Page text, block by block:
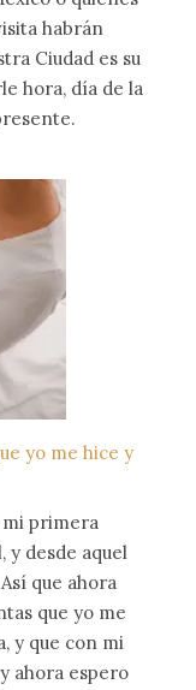
habrán
Ciudad es su
hora, día de la
yo me hice y
primera
y desde aquel
que ahora
que yo me
y que con mi
ahora espero